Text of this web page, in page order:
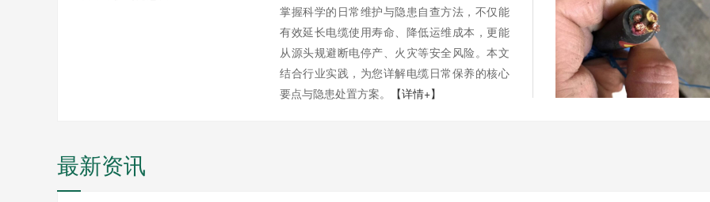
掌握科学的日常维护与隐患自查方法，不仅能
有效延长电缆使用寿命、降低运维成本，更能
从源头规避断电停产、火灾等安全风险。本文
结合行业实践，为您详解电缆日常保养的核心
要点与隐患处置方案。
【详情+】
最新资讯